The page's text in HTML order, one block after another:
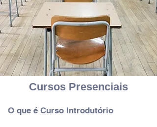
Cursos Presenciais
O que é Curso Introdutório